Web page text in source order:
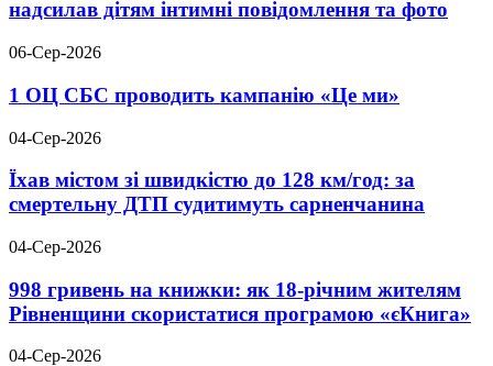
надсилав дітям інтимні повідомлення та фото
06-Сер-2026
1 ОЦ СБС проводить кампанію «Це ми»
04-Сер-2026
Їхав містом зі швидкістю до 128 км/год: за
смертельну ДТП судитимуть сарненчанина
04-Сер-2026
998 гривень на книжки: як 18-річним жителям
Рівненщини скористатися програмою «єКнига»
04-Сер-2026